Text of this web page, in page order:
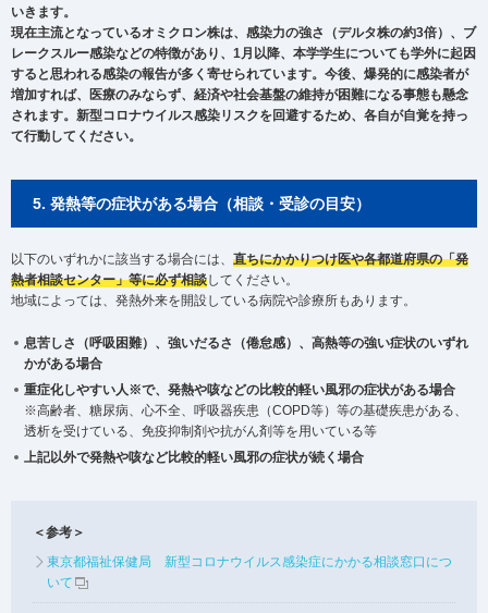
いきます。
現在主流となっているオミクロン株は、感染力の強さ（デルタ株の約3倍）、ブ
レークスルー感染などの特徴があり、1月以降、本学学生についても学外に起因
すると思われる感染の報告が多く寄せられています。今後、爆発的に感染者が
増加すれば、医療のみならず、経済や社会基盤の維持が困難になる事態も懸念
されます。新型コロナウイルス感染リスクを回避するため、各自が自覚を持っ
て行動してください。
5. 発熱等の症状がある場合（相談・受診の目安）
以下のいずれかに該当する場合には、 直ちにかかりつけ医や各都道府県の「発
熱者相談センター」等に必ず相談してください。
地域によっては、発熱外来を開設している病院や診療所もあります。
息苦しさ（呼吸困難）、強いだるさ（倦怠感）、高熱等の強い症状のいずれ
かがある場合
重症化しやすい人※で、発熱や咳などの比較的軽い風邪の症状がある場合
※高齢者、糖尿病、心不全、呼吸器疾患（COPD等）等の基礎疾患がある、
透析を受けている、免疫抑制剤や抗がん剤等を用いている等
上記以外で発熱や咳など比較的軽い風邪の症状が続く場合
＜参考＞
東京都福祉保健局 新型コロナウイルス感染症にかかる相談窓口につ
いて